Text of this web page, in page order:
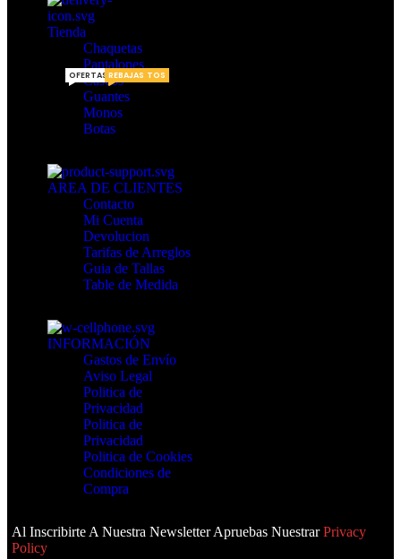
Tienda
Chaquetas
OFERTAS
Pantalones
CascosDISCUENTOS
Guantes
Monos
REBAJAS
Botas
AREA DE CLIENTES
Contacto
Mi Cuenta
Devolucion
Tarifas de Arreglos
Guia de Tallas
Table de Medida
INFORMACIÓN
Gastos de Envío
Aviso Legal
Politica de
Privacidad
Politica de
Privacidad
Politica de Cookies
Condiciones de
Compra
Al Inscribirte A Nuestra Newsletter Apruebas NuestrarPrivacy
Policy